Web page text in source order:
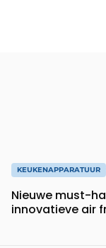
KEUKENAPPARATUUR
Nieuwe must-
innovatieve air